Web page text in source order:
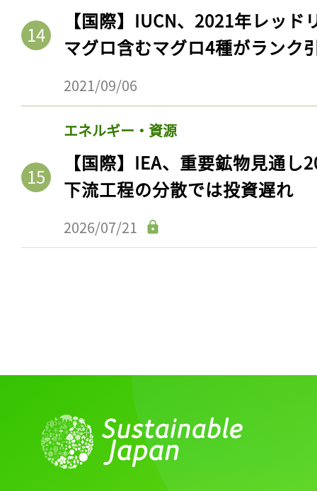
【国際】IUCN、2021年レッ
マグロ含むマグロ4種がランク
2021/09/06
エネルギー・資源
【国際】IEA、重要鉱物見通
下流工程の分散では投資遅れ
2026/07/21
記事をお気に入りに
ログインが必